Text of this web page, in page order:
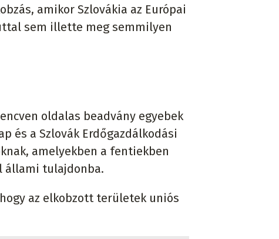
amikor Szlovákia az Európai
sem illette meg semmilyen
oldalas beadvány egyebek
és a Szlovák Erdőgazdálkodási
amelyekben a fentiekben
állami tulajdonba.
az elkobzott területek uniós